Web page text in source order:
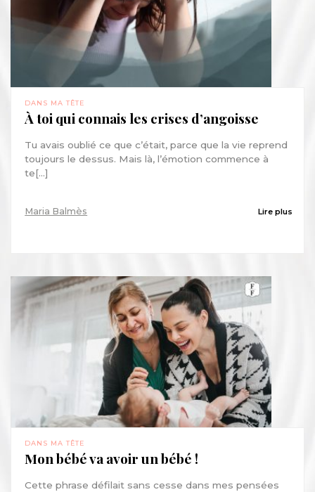
DANS MA TÊTE
À toi qui connais les crises d’angoisse
Tu avais oublié ce que c’était, parce que la vie reprend
toujours le dessus. Mais là, l’émotion commence à
te[...]
Maria Balmès Lire plus
DANS MA TÊTE
Mon bébé va avoir un bébé !
Cette phrase défilait sans cesse dans mes pensées